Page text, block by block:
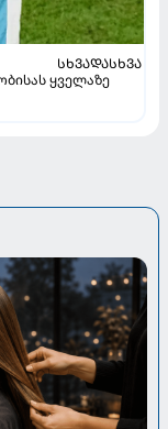
ᲡᲮᲕᲐᲓᲐᲡᲮᲕᲐ
ყველაზე